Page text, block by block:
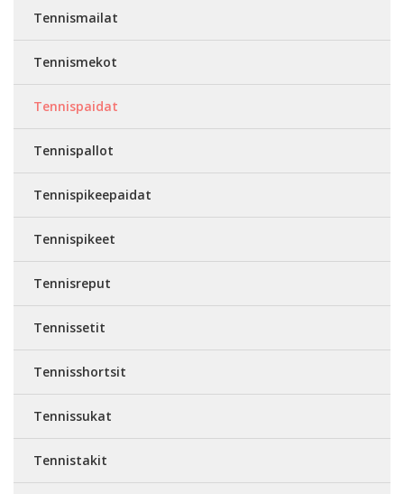
Tennismailat
Tennismekot
Tennispaidat
Tennispallot
Tennispikeepaidat
Tennispikeet
Tennisreput
Tennissetit
Tennisshortsit
Tennissukat
Tennistakit